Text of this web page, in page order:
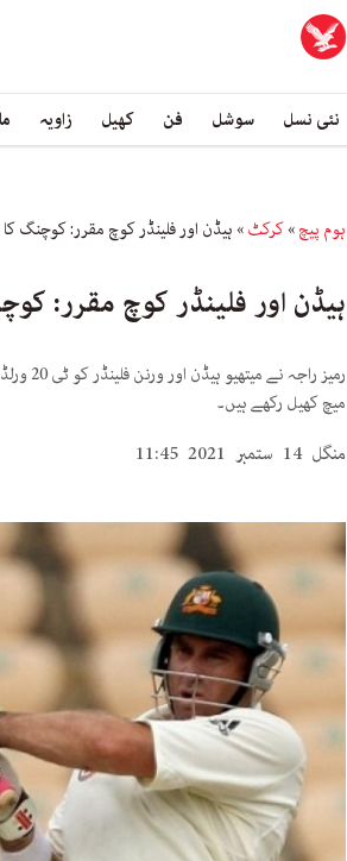
نئی نسل سوشل فن کھیل زاویہ
ہوم پیچ»کرکٹ» ہیڈن اور فلینڈر کوچ مقرر: کوچنگ
ہیڈن اور فلینڈر کوچ مقرر:
میچ کھیل رکھے ہیں۔
منگل 14 ستمبر 2021 11:45